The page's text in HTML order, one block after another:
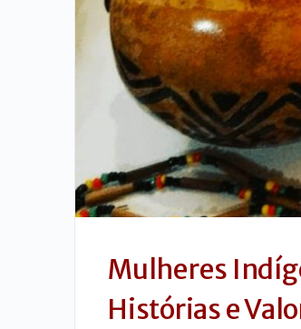
Mulheres
Histórias e